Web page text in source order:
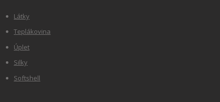
Látky
Teplákovina
Úplet
Silky
Softshell